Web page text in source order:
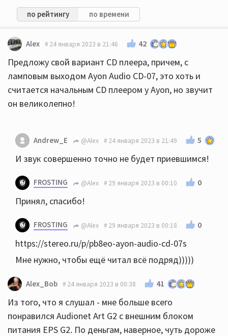
по рейтингу по времени
Alex 24 января 2023 в 21:46 42
Предложу свой вариант CD плеера, причем, с
ламповым выходом Ayon Audio CD-07, это хоть и
считается начальным CD плеером у Ayon, но звучит
он великолепно!
Andrew_E @Alex 24 января 2023 в 21:49 5
И звук совершенно точно не будет приевшимся!
FROSTING @Alex 29 января 2023 в 00:10 0
Принял, спасибо!
FROSTING @Alex 29 января 2023 в 00:18 0
https://stereo.ru/p/pb8eo-ayon-audio-cd-07s
Мне нужно, чтобы ещё читал всё подряд)))))
Alex_Bob 24 января 2023 в 00:38 41
Из того, что я слушал - мне больше всего
понравился Audionet Art G2 с внешним блоком
питания EPS G2. По деньгам, наверное, чуть дороже